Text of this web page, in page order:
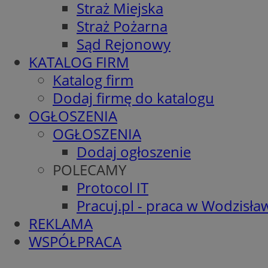
Straż Miejska
Straż Pożarna
Sąd Rejonowy
KATALOG FIRM
Katalog firm
Dodaj firmę do katalogu
OGŁOSZENIA
OGŁOSZENIA
Dodaj ogłoszenie
POLECAMY
Protocol IT
Pracuj.pl - praca w
REKLAMA
WSPÓŁPRACA